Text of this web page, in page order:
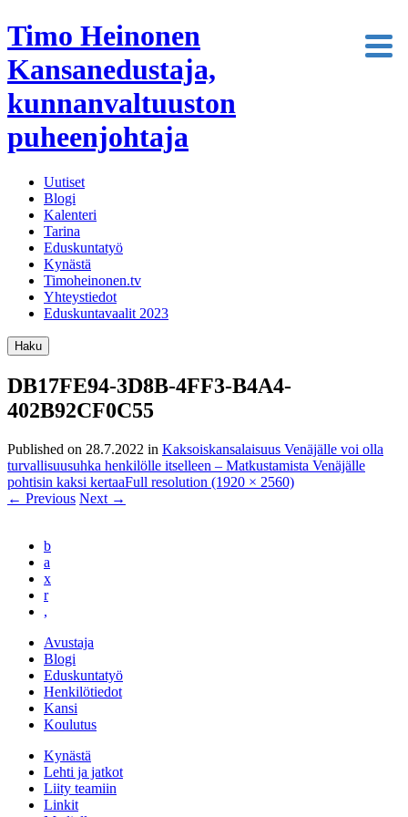
Timo Heinonen
Kansanedustaja,
kunnanvaltuuston
puheenjohtaja
Uutiset
Blogi
Kalenteri
Tarina
Eduskuntatyö
Kynästä
Timoheinonen.tv
Yhteystiedot
Eduskuntavaalit 2023
Haku
DB17FE94-3D8B-4FF3-B4A4-
402B92CF0C55
Published on 28.7.2022 in Kaksoiskansalaisuus Venäjälle voi olla
turvallisuusuhka henkilölle itselleen – Matkustamista Venäjälle
pohtisin kaksi kertaaFull resolution (1920 × 2560)
← Previous Next →
b
a
x
r
,
Avustaja
Blogi
Eduskuntatyö
Henkilötiedot
Kansi
Koulutus
Kynästä
Lehti ja jatkot
Liity teamiin
Linkit